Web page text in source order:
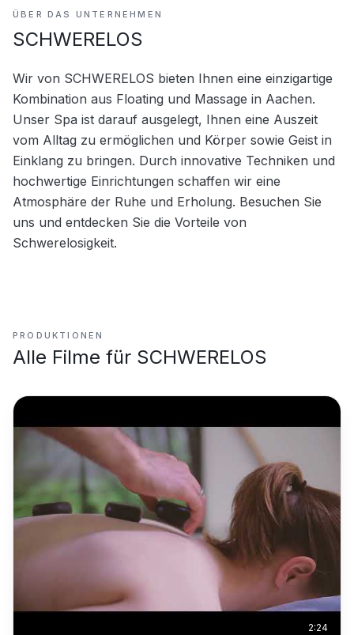
ÜBER DAS UNTERNEHMEN
SCHWERELOS
Wir von SCHWERELOS bieten Ihnen eine einzigartige
Kombination aus Floating und Massage in Aachen.
Unser Spa ist darauf ausgelegt, Ihnen eine Auszeit
vom Alltag zu ermöglichen und Körper sowie Geist in
Einklang zu bringen. Durch innovative Techniken und
hochwertige Einrichtungen schaffen wir eine
Atmosphäre der Ruhe und Erholung. Besuchen Sie
uns und entdecken Sie die Vorteile von
Schwerelosigkeit.
PRODUKTIONEN
Alle Filme für SCHWERELOS
2:24